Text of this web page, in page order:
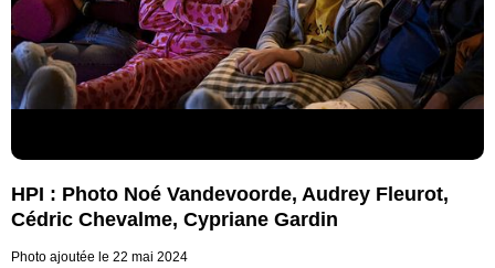
HPI : Photo Noé Vandevoorde, Audrey Fleurot,
Cédric Chevalme, Cypriane Gardin
Photo ajoutée le 22 mai 2024